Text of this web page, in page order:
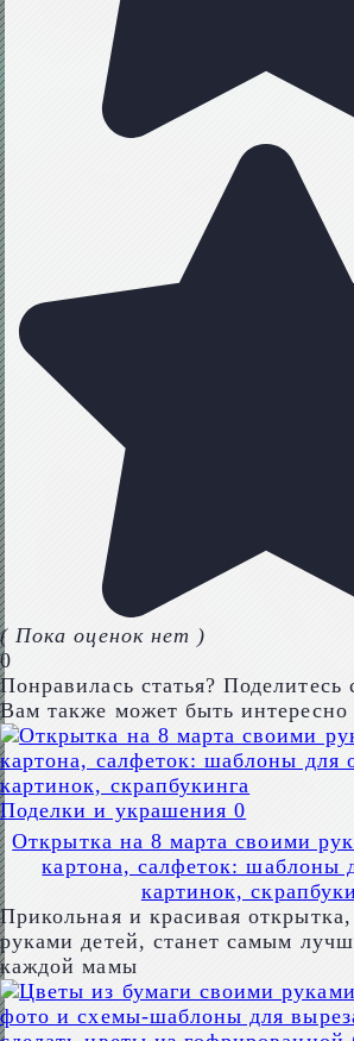
( Пока оценок нет )
0
Понравилась статья? Поделитесь
Вам также может быть интересно
Поделки и украшения 0
Открытка на 8 марта своими
картона, салфеток: шаблоны
картинок,
Прикольная и красивая открытка,
руками детей, станет самым
каждой мамы